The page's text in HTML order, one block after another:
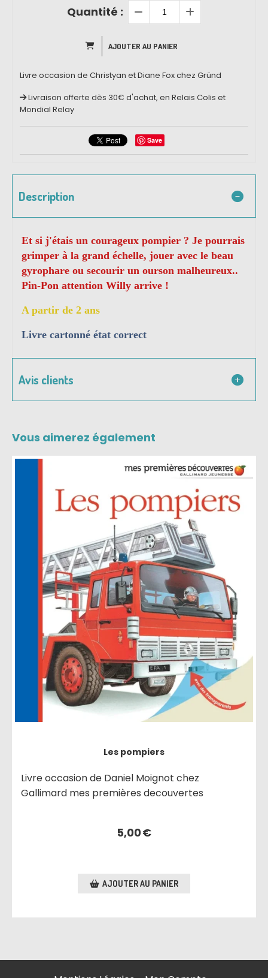
Quantité :
AJOUTER AU PANIER
Livre occasion de Christyan et Diane Fox chez Gründ
Livraison offerte dès 30€ d'achat, en Relais Colis et
Mondial Relay
Save
Description
Et si j'étais un courageux pompier ? Je pourrais
grimper à la grand échelle, jouer avec le beau
gyrophare ou secourir un ourson malheureux..
Pin-Pon attention Willy arrive !
A partir de 2 ans
Livre cartonné état correct
Avis clients
Vous aimerez également
Les pompiers
Livre occasion de Daniel Moignot chez
Gallimard mes premières decouvertes
5,00€
AJOUTER AU PANIER